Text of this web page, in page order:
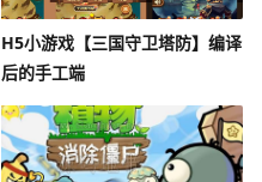
H5小游戏【三国守卫塔防】编译
后的手工端